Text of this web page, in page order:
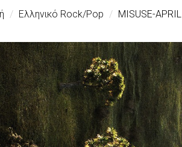
Ελληνικό Rock/Pop MISUSE-APRIL